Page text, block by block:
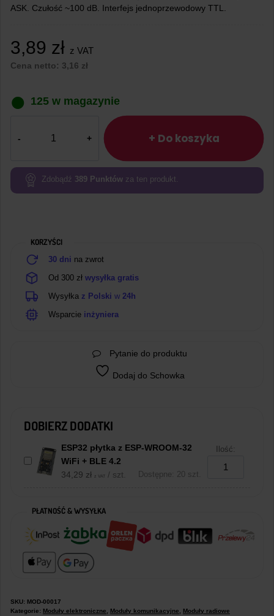
ASK. Czułość ~100 dB. Interfejs jednoprzewodowy TTL.
3,89 zł z VAT
Cena netto: 3,16 zł
125 w magazynie
MHz
XY-
+ Do koszyka
Zdobądź 389 Punktów za ten produkt.
KORZYŚCI
30 dni na zwrot
Od 300 zł wysyłka gratis
Wysyłka z Polski w 24h
Wsparcie inżyniera
Pytanie do produktu
Dodaj do Schowka
DOBIERZ DODATKI
ESP32 płytka z ESP-WROOM-32
WiFi + BLE 4.2
34,29 zł z VAT / szt. Dostępne: 20 szt.
Ilość:
PŁATNOŚĆ & WYSYŁKA
SKU: MOD-00017
Kategorie: Moduły elektroniczne Moduły komunikacyjne Moduły radiowe